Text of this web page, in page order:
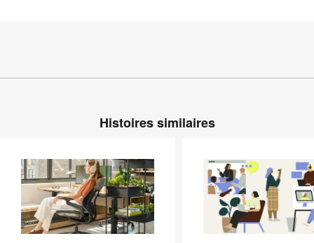
Histoires similaires